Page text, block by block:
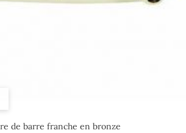
de barre franche en bronze